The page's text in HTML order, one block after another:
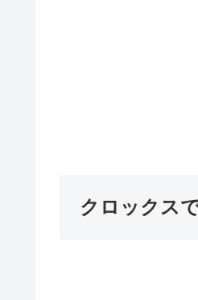
クロックス